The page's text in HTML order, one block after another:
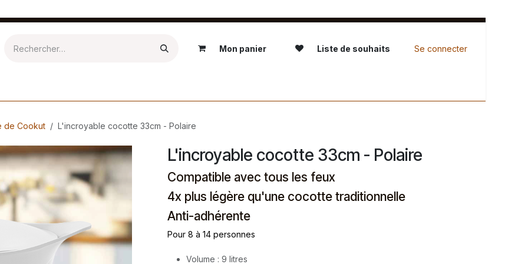
Mon panier Liste de souhaits Se connecter
de Cookut L'incroyable cocotte 33cm - Polaire
L'incroyable cocotte 33cm - Polaire
Compatible avec tous les feux
4x plus légère qu'une cocotte traditionnelle
Anti-adhérente
Pour 8 à 14 personnes
Volume : 9 litres